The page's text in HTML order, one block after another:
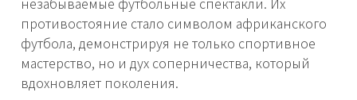
противостояние стало символом африканского
футбола, демонстрируя не только спортивное
мастерство, но и дух соперничества, который
вдохновляет поколения.